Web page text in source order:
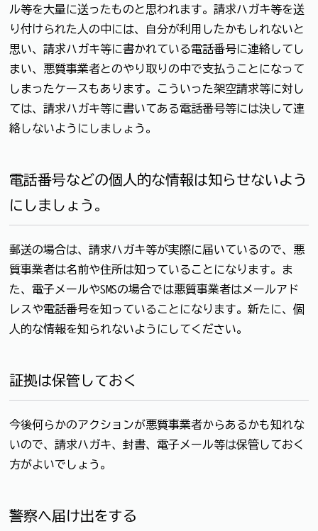
ル等を大量に送ったものと思われます。請求ハガキ等を送
り付けられた人の中には、自分が利用したかもしれないと
思い、請求ハガキ等に書かれている電話番号に連絡してし
まい、悪質事業者とのやり取りの中で支払うことになって
しまったケースもあります。こういった架空請求等に対し
ては、請求ハガキ等に書いてある電話番号等には決して連
絡しないようにしましょう。
電話番号などの個人的な情報は知らせないよう
にしましょう。
郵送の場合は、請求ハガキ等が実際に届いているので、悪
質事業者は名前や住所は知っていることになります。ま
た、電子メールやSMSの場合では悪質事業者はメールアド
レスや電話番号を知っていることになります。新たに、個
人的な情報を知られないようにしてください。
証拠は保管しておく
今後何らかのアクションが悪質事業者からあるかも知れな
いので、請求ハガキ、封書、電子メール等は保管しておく
方がよいでしょう。
警察へ届け出をする